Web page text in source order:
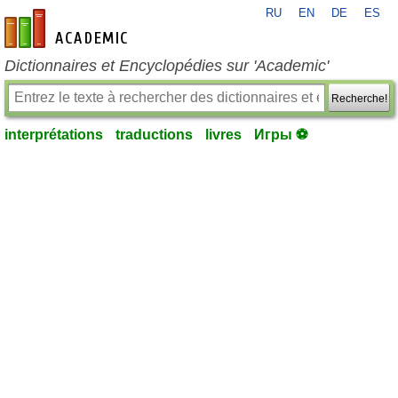
fr-academic.com
RU EN DE ES
Dictionnaires et Encyclopédies sur 'Academic'
Recherche!
interprétations traductions livres Игры ⚽